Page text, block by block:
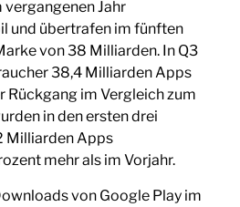
Jahr
und übertrafen im fünften
von 38 Milliarden. In Q3
38,4 Milliarden Apps
Rückgang im Vergleich zum
in den ersten drei
Milliarden Apps
mehr als im Vorjahr.
von Google Play im